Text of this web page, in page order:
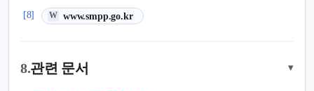
[8] W www.smpp.go.kr
(새 탭에서 열림)
8.관련 문서 ▾